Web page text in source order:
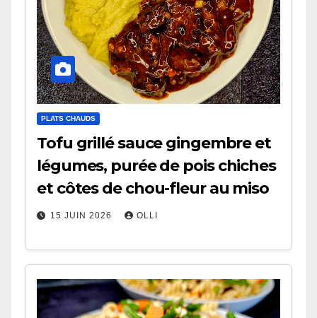
PLATS CHAUDS
Tofu grillé sauce gingembre et
légumes, purée de pois chiches
et côtes de chou-fleur au miso
15 JUIN 2026 OLLI